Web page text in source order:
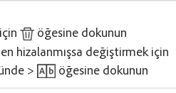
için
öğesine dokunun
hizalanmışsa değiştirmek için
>
öğesine dokunun